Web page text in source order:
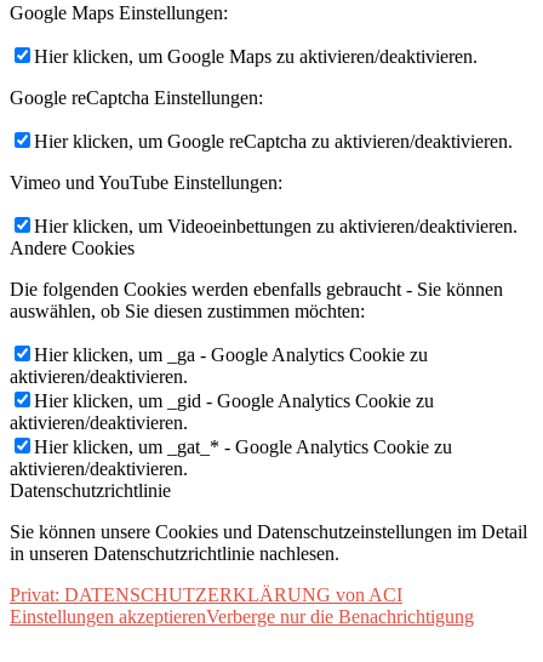
Google Maps Einstellungen:
Hier klicken, um Google Maps zu aktivieren/deaktivieren.
Google reCaptcha Einstellungen:
Hier klicken, um Google reCaptcha zu aktivieren/deaktivieren.
Vimeo und YouTube Einstellungen:
Hier klicken, um Videoeinbettungen zu aktivieren/deaktivieren.
Andere Cookies
Die folgenden Cookies werden ebenfalls gebraucht - Sie können
auswählen, ob Sie diesen zustimmen möchten:
Hier klicken, um _ga - Google Analytics Cookie zu
aktivieren/deaktivieren.
Hier klicken, um _gid - Google Analytics Cookie zu
aktivieren/deaktivieren.
Hier klicken, um _gat_* - Google Analytics Cookie zu
aktivieren/deaktivieren.
Datenschutzrichtlinie
Sie können unsere Cookies und Datenschutzeinstellungen im Detail
in unseren Datenschutzrichtlinie nachlesen.
Privat: DATENSCHUTZERKLÄRUNG von ACI
Einstellungen akzeptierenVerberge nur die Benachrichtigung